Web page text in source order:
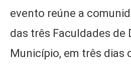
evento reúne a
das três Faculdades de
Município, em três dias